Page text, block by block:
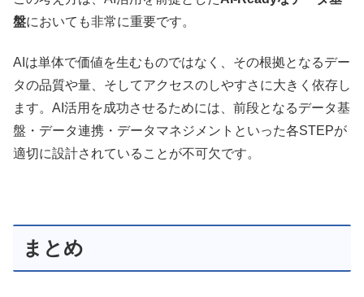
盤においても非常に重要です。
AIは単体で価値を生むものではなく、その根拠となるデー
タの品質や量、そしてアクセスのしやすさに大きく依存し
ます。AI活用を成功させるためには、前段となるデータ基
盤・データ連携・データマネジメントといった各STEPが
適切に設計されていることが不可欠です。
まとめ